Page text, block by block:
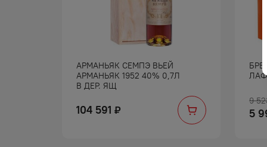
АРМАНЬЯК СЕМПЭ ВЬЕЙ
АРМАНЬЯК 1952 40% 0,7Л
В ДЕР. ЯЩ
104 591 ₽
9
5